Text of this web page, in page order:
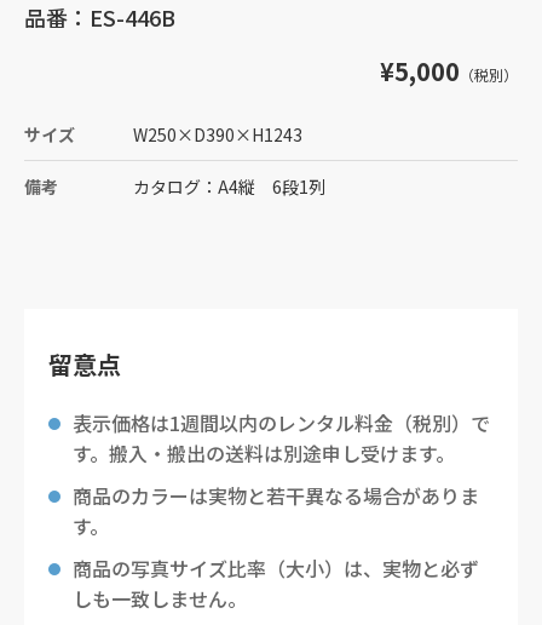
品番：ES-446B
¥5,000 （税別）
サイズ W250×D390×H1243
備考 カタログ：A4縦 6段1列
留意点
表示価格は1週間以内のレンタル料金（税別）で
す。搬入・搬出の送料は別途申し受けます。
商品のカラーは実物と若干異なる場合がありま
す。
商品の写真サイズ比率（大小）は、実物と必ず
しも一致しません。